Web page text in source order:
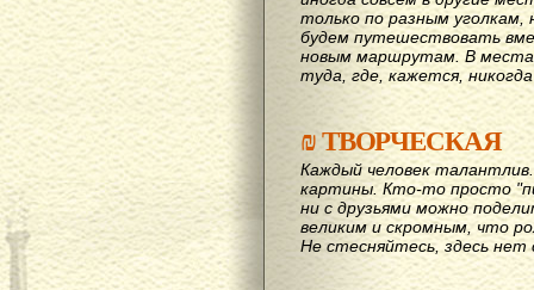
только по разным
будем путешествовать
новым маршрутам. В
туда, где, кажется,
₪ТВОРЧЕСКАЯ
Каждый человек
картины. Кто-то просто
ни с друзьями можно
великим и скромным, что
Не стесняйтесь, здесь нет